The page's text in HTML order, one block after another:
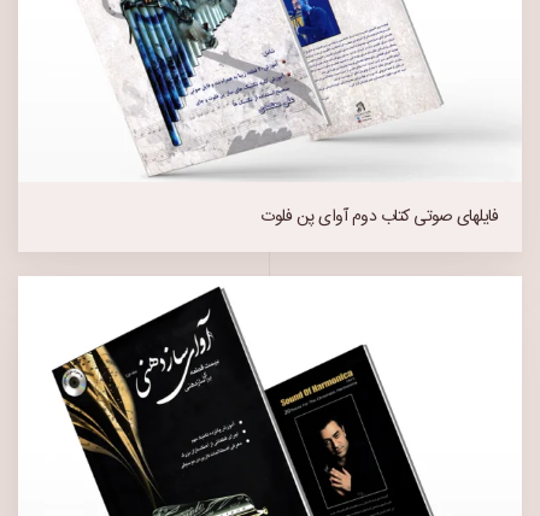
فایلهای صوتی کتاب دوم آوای پن فلوت